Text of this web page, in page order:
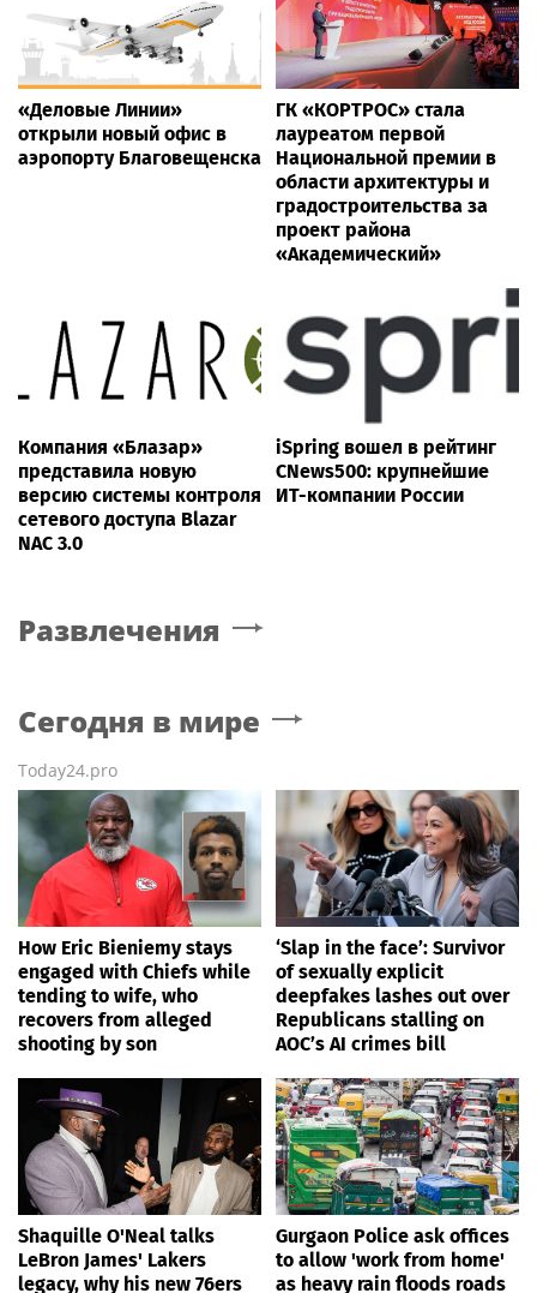
«Деловые Линии»
открыли новый офис в
аэропорту Благовещенска
ГК «КОРТРОС» стала
лауреатом первой
Национальной премии в
области архитектуры и
градостроительства за
проект района
«Академический»
Компания «Блазар»
представила новую
версию системы контроля
сетевого доступа Blazar
NAC 3.0
iSpring вошел в рейтинг
CNews500: крупнейшие
ИТ-компании России
Развлечения
Сегодня в мире
Today24.pro
How Eric Bieniemy stays
engaged with Chiefs while
tending to wife, who
recovers from alleged
shooting by son
‘Slap in the face’: Survivor
of sexually explicit
deepfakes lashes out over
Republicans stalling on
AOC’s AI crimes bill
Shaquille O'Neal talks
LeBron James' Lakers
legacy, why his new 76ers
Gurgaon Police ask offices
to allow 'work from home'
as heavy rain floods roads